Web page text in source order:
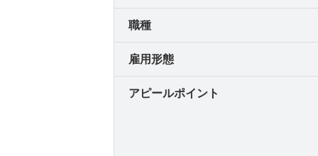
職種
雇用形態
アピールポイント